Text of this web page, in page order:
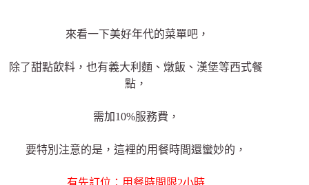
來看一下美好年代的菜單吧，
除了甜點飲料，也有義大利麵、燉飯、漢堡等西式餐
點，
需加10%服務費，
要特別注意的是，這裡的用餐時間還蠻妙的，
有先訂位：用餐時間限2小時